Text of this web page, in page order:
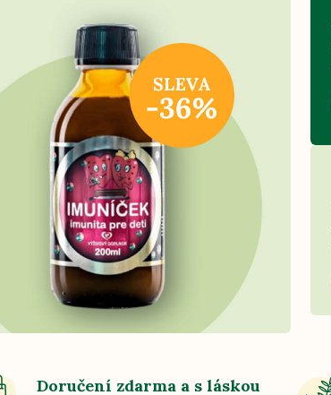
Doručení zdarma a s láskou